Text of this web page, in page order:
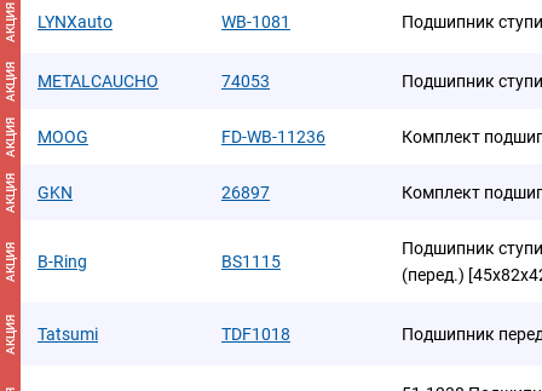
АКЦИЯ LYNXauto WB-1081 Подшипник
АКЦИЯ METALCAUCHO 74053 Подшипник
АКЦИЯ MOOG FD-WB-11236 Комплект
АКЦИЯ GKN 26897 Комплект
АКЦИЯ B-Ring BS1115
Подшипник
(перед.)
АКЦИЯ Tatsumi TDF1018 Подшипник